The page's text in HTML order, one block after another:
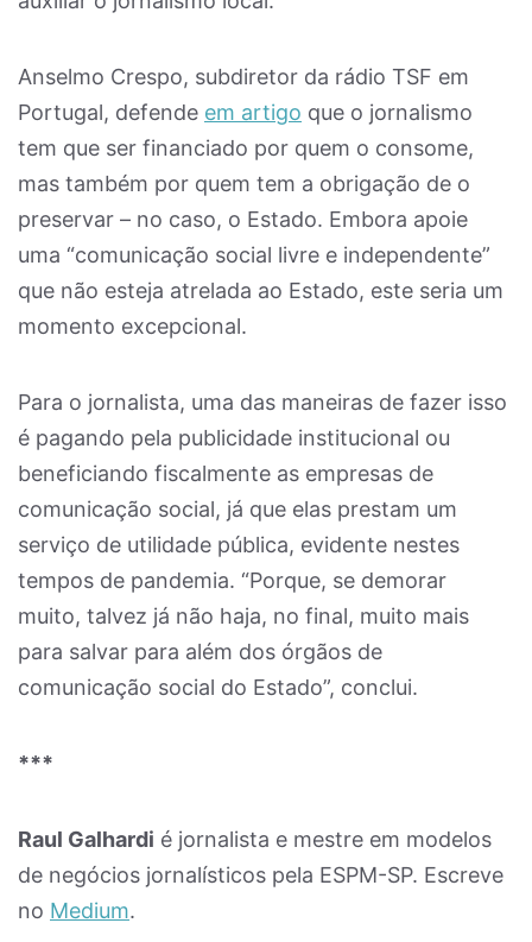
Anselmo Crespo, subdiretor da rádio TSF em
Portugal, defende em artigo que o jornalismo
tem que ser financiado por quem o consome,
mas também por quem tem a obrigação de o
preservar – no caso, o Estado. Embora apoie
uma “comunicação social livre e independente”
que não esteja atrelada ao Estado, este seria um
momento excepcional.
Para o jornalista, uma das maneiras de fazer isso
é pagando pela publicidade institucional ou
beneficiando fiscalmente as empresas de
comunicação social, já que elas prestam um
serviço de utilidade pública, evidente nestes
tempos de pandemia. “Porque, se demorar
muito, talvez já não haja, no final, muito mais
para salvar para além dos órgãos de
comunicação social do Estado”, conclui.
***
Raul Galhardi é jornalista e mestre em modelos
de negócios jornalísticos pela ESPM-SP. Escreve
no Medium.